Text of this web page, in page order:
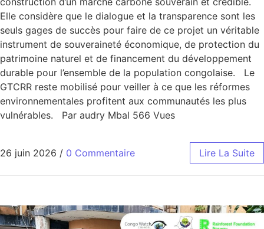
Elle considère que le dialogue et la transparence sont les
seuls gages de succès pour faire de ce projet un véritable
instrument de souveraineté économique, de protection du
patrimoine naturel et de financement du développement
durable pour l’ensemble de la population congolaise. Le
GTCRR reste mobilisé pour veiller à ce que les réformes
environnementales profitent aux communautés les plus
vulnérables. Par audry Mbal 566 Vues
26 juin 2026 / 0 Commentaire Lire La Suite